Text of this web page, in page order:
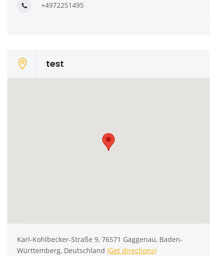
+4972251495
test
Karl-Kohlbecker-Straße 9, 76571 Gaggenau, Baden-
Württemberg, Deutschland (Get directions)